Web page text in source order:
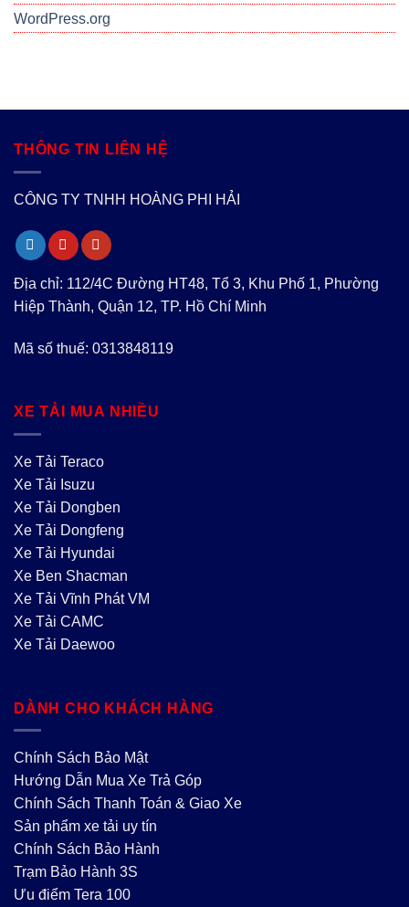
WordPress.org
THÔNG TIN LIÊN HỆ
CÔNG TY TNHH HOÀNG PHI HẢI
Địa chỉ: 112/4C Đường HT48, Tổ 3, Khu Phố 1, Phường
Hiệp Thành, Quận 12, TP. Hồ Chí Minh
Mã số thuế: 0313848119
XE TẢI MUA NHIỀU
Xe Tải Teraco
Xe Tải Isuzu
Xe Tải Dongben
Xe Tải Dongfeng
Xe Tải Hyundai
Xe Ben Shacman
Xe Tải Vĩnh Phát VM
Xe Tải CAMC
Xe Tải Daewoo
DÀNH CHO KHÁCH HÀNG
Chính Sách Bảo Mật
Hướng Dẫn Mua Xe Trả Góp
Chính Sách Thanh Toán & Giao Xe
Sản phẩm xe tải uy tín
Chính Sách Bảo Hành
Trạm Bảo Hành 3S
Ưu điểm Tera 100